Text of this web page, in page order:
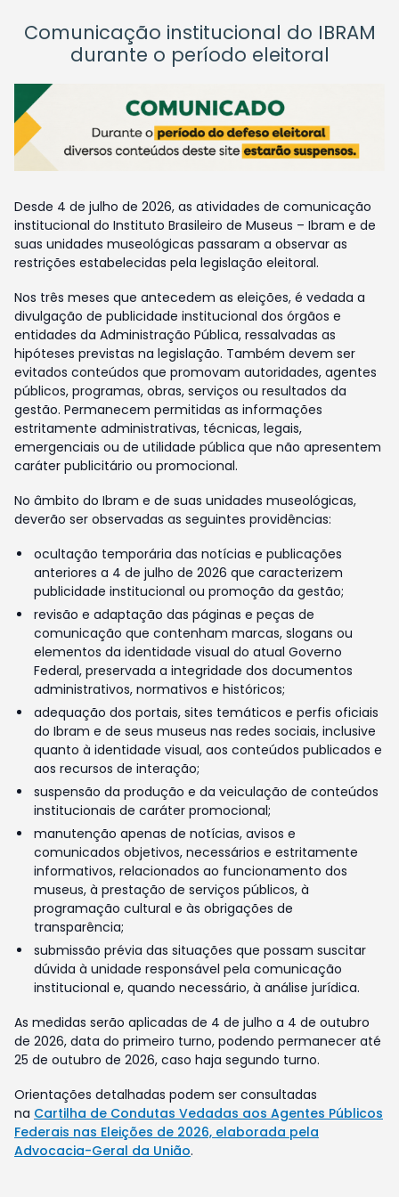
Comunicação institucional do IBRAM
durante o período eleitoral
Desde 4 de julho de 2026, as atividades de comunicação
institucional do Instituto Brasileiro de Museus – Ibram e de
suas unidades museológicas passaram a observar as
restrições estabelecidas pela legislação eleitoral.
Nos três meses que antecedem as eleições, é vedada a
divulgação de publicidade institucional dos órgãos e
entidades da Administração Pública, ressalvadas as
hipóteses previstas na legislação. Também devem ser
evitados conteúdos que promovam autoridades, agentes
públicos, programas, obras, serviços ou resultados da
gestão. Permanecem permitidas as informações
estritamente administrativas, técnicas, legais,
emergenciais ou de utilidade pública que não apresentem
caráter publicitário ou promocional.
No âmbito do Ibram e de suas unidades museológicas,
deverão ser observadas as seguintes providências:
ocultação temporária das notícias e publicações
anteriores a 4 de julho de 2026 que caracterizem
publicidade institucional ou promoção da gestão;
revisão e adaptação das páginas e peças de
comunicação que contenham marcas, slogans ou
elementos da identidade visual do atual Governo
Federal, preservada a integridade dos documentos
administrativos, normativos e históricos;
adequação dos portais, sites temáticos e perfis oficiais
do Ibram e de seus museus nas redes sociais, inclusive
quanto à identidade visual, aos conteúdos publicados e
aos recursos de interação;
suspensão da produção e da veiculação de conteúdos
institucionais de caráter promocional;
manutenção apenas de notícias, avisos e
comunicados objetivos, necessários e estritamente
informativos, relacionados ao funcionamento dos
museus, à prestação de serviços públicos, à
programação cultural e às obrigações de
transparência;
submissão prévia das situações que possam suscitar
dúvida à unidade responsável pela comunicação
institucional e, quando necessário, à análise jurídica.
As medidas serão aplicadas de 4 de julho a 4 de outubro
de 2026, data do primeiro turno, podendo permanecer até
25 de outubro de 2026, caso haja segundo turno.
Orientações detalhadas podem ser consultadas
na Cartilha de Condutas Vedadas aos Agentes Públicos
Federais nas Eleições de 2026, elaborada pela
Advocacia-Geral da União.